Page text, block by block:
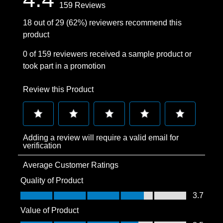
159 Reviews
18 out of 29 (62%) reviewers recommend this
product
0 of 159 reviewers received a sample product or
took part in a promotion
Review this Product
to
rate
the
item
with
star.
to
rate
the
item
with
stars.
rate
the
with
rate
with
rate
with
Adding a review will require a valid email for
verification
Average Customer Ratings
Quality of Product
Quality of Product, 3.7 out of 5
3.7
Value of Product